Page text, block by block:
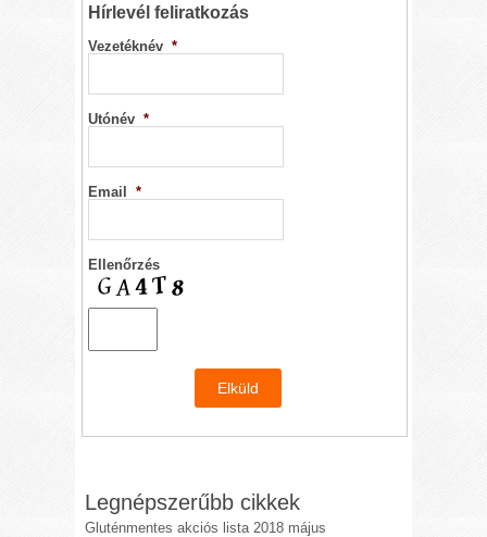
Hírlevél feliratkozás
Vezetéknév *
Utónév *
Email *
Ellenőrzés
Legnépszerűbb cikkek
Gluténmentes akciós lista 2018 május